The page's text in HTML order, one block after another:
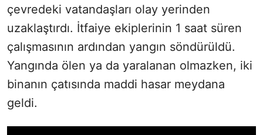
çevredeki vatandaşları olay yerinden
uzaklaştırdı. İtfaiye ekiplerinin 1 saat süren
çalışmasının ardından yangın söndürüldü.
Yangında ölen ya da yaralanan olmazken, iki
binanın çatısında maddi hasar meydana
geldi.